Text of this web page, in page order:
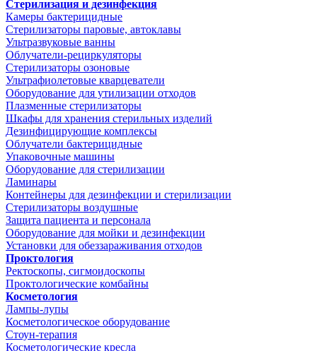
Стерилизация и дезинфекция
Камеры бактерицидные
Стерилизаторы паровые, автоклавы
Ультразвуковые ванны
Облучатели-рециркуляторы
Стерилизаторы озоновые
Ультрафиолетовые кварцеватели
Оборудование для утилизации отходов
Плазменные стерилизаторы
Шкафы для хранения стерильных изделий
Дезинфицирующие комплексы
Облучатели бактерицидные
Упаковочные машины
Оборудование для стерилизации
Ламинары
Контейнеры для дезинфекции и стерилизации
Стерилизаторы воздушные
Защита пациента и персонала
Оборудование для мойки и дезинфекции
Установки для обеззараживания отходов
Проктология
Ректоскопы, сигмоидоскопы
Проктологические комбайны
Косметология
Лампы-лупы
Косметологическое оборудование
Стоун-терапия
Косметологические кресла